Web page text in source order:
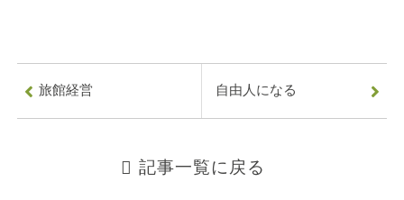
8
-
旅館経営 自由人になる
記事一覧に戻る